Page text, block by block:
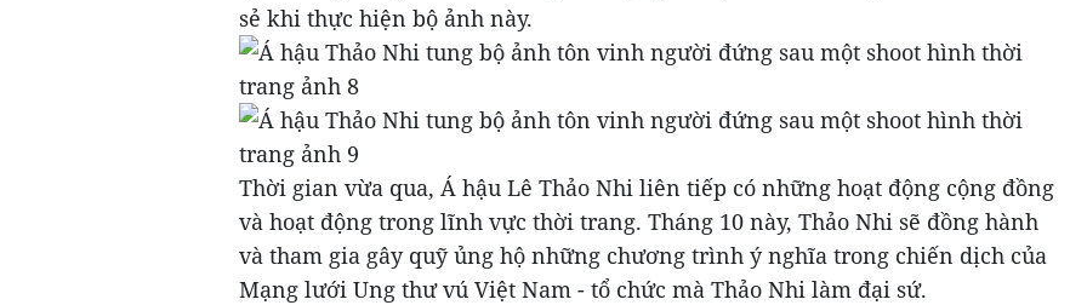
sẻ khi thực hiện bộ ảnh này.
Thời gian vừa qua, Á hậu Lê Thảo Nhi liên tiếp có những hoạt động cộng đồng
và hoạt động trong lĩnh vực thời trang. Tháng 10 này, Thảo Nhi sẽ đồng hành
và tham gia gây quỹ ủng hộ những chương trình ý nghĩa trong chiến dịch của
Mạng lưới Ung thư vú Việt Nam - tổ chức mà Thảo Nhi làm đại sứ.